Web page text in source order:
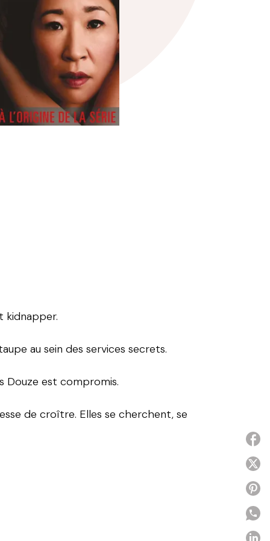
kidnapper.
au sein des services secrets.
Douze est compromis.
de croître. Elles se cherchent, se